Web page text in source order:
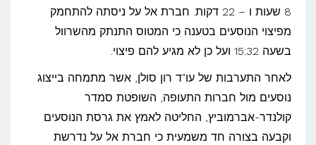
8 שעות ו – 22 דקות. חברת אל על ניסתה להתחמק
מפיצוי הנוסעים בטענה כי המטוס התנתק מהשרוול
בשעה 15:32 ועל כן לא מגיע להם פיצוי.
לאחר התערבות של עו"ד רון סולן, אשר מתמחה בייצוג
נוסעים מול חברות התעופה, השופטת סמדר
קולנדר-אברמוביץ, החליטה לאמץ את גרסת הנוסעים
וקבעה בצורה חד משמעית כי חברת אל על נדרשת